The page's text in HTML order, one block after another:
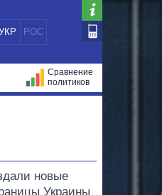
РОС
Сравнение
политиков
новые
Украины